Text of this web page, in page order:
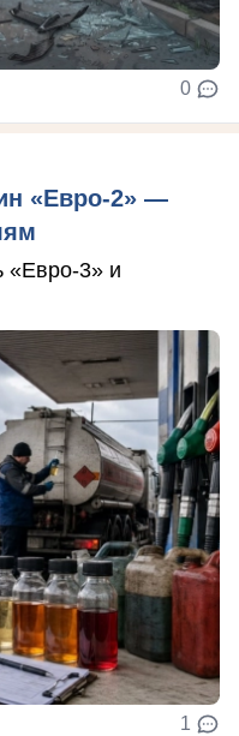
0
«Евро-2» —
«Евро-3» и
1